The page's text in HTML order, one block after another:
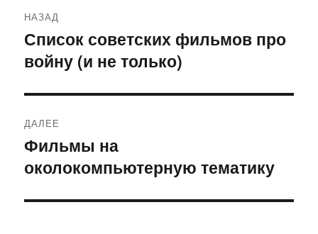
по
записям
НАЗАД
Предыдущая
запись:
Список советских фильмов про
войну (и не только)
ДАЛЕЕ
Следующая
запись:
Фильмы на
околокомпьютерную тематику